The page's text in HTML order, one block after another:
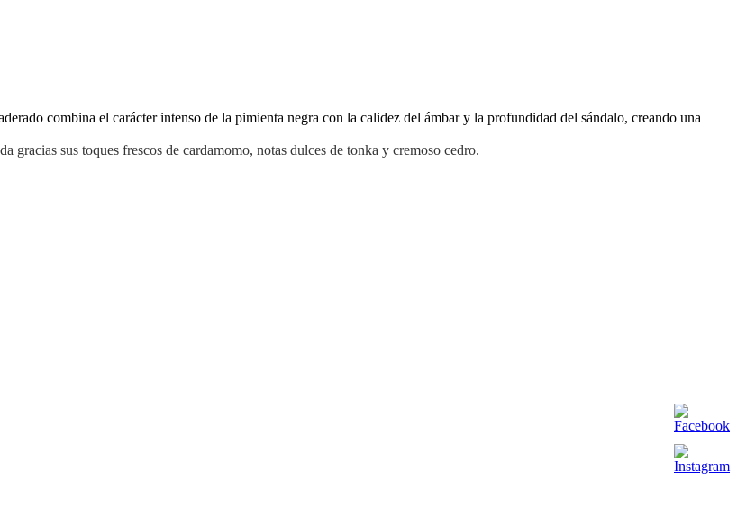
combina el carácter intenso de la pimienta negra con la calidez del ámbar y la profundidad del sándalo, creando una
gracias sus toques frescos de cardamomo, notas dulces de tonka y cremoso cedro.